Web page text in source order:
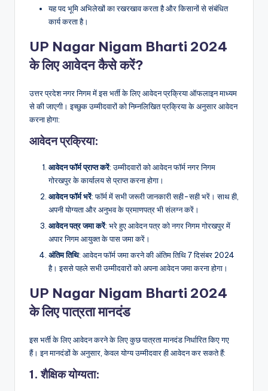
यह पद भूमि अभिलेखों का रखरखाव करता है और किसानों से संबंधित
कार्य करता है।
UP Nagar Nigam Bharti 2024
के लिए आवेदन कैसे करें?
उत्तर प्रदेश नगर निगम में इस भर्ती के लिए आवेदन प्रक्रिया ऑफलाइन माध्यम
से की जाएगी। इच्छुक उम्मीदवारों को निम्नलिखित प्रक्रिया के अनुसार आवेदन
करना होगा:
आवेदन प्रक्रिया:
आवेदन फॉर्म प्राप्त करें: उम्मीदवारों को आवेदन फॉर्म नगर निगम
गोरखपुर के कार्यालय से प्राप्त करना होगा।
आवेदन फॉर्म भरें: फॉर्म में सभी जरूरी जानकारी सही-सही भरें। साथ ही,
अपनी योग्यता और अनुभव के प्रमाणपत्र भी संलग्न करें।
आवेदन पत्र जमा करें: भरे हुए आवेदन पत्र को नगर निगम गोरखपुर में
अपार निगम आयुक्त के पास जमा करें।
अंतिम तिथि: आवेदन फॉर्म जमा करने की अंतिम तिथि 7 दिसंबर 2024
है। इससे पहले सभी उम्मीदवारों को अपना आवेदन जमा करना होगा।
UP Nagar Nigam Bharti 2024
के लिए पात्रता मानदंड
इस भर्ती के लिए आवेदन करने के लिए कुछ पात्रता मानदंड निर्धारित किए गए
हैं। इन मानदंडों के अनुसार, केवल योग्य उम्मीदवार ही आवेदन कर सकते हैं:
1.शैक्षिक योग्यता: